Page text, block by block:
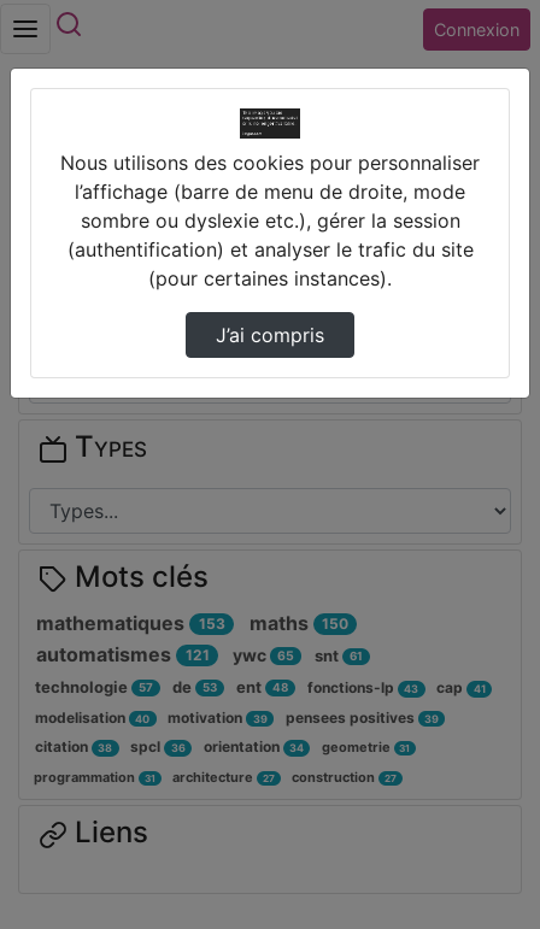
Connexion
Thèmes de Lycée JACQUES COEUR
(18) BOURGES
Disciplines
Types
Mots clés
mathematiques 153 maths 150
automatismes 121 ywc 65 snt 61
technologie 57 de 53 ent 48 fonctions-lp 43 cap 41
modelisation 40 motivation 39 pensees positives 39
citation 38 spcl 36 orientation 34 geometrie 31
programmation 31 architecture 27 construction 27
Liens
Nous utilisons des cookies pour personnaliser
l’affichage (barre de menu de droite, mode
sombre ou dyslexie etc.), gérer la session
(authentification) et analyser le trafic du site
(pour certaines instances).
J’ai compris